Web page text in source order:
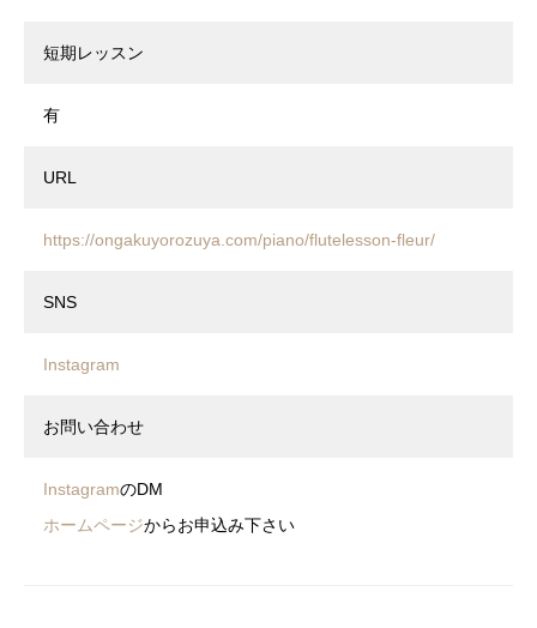
短期レッスン
有
URL
https://ongakuyorozuya.com/piano/flutelesson-fleur/
SNS
Instagram
お問い合わせ
InstagramのDM
ホームページからお申込み下さい